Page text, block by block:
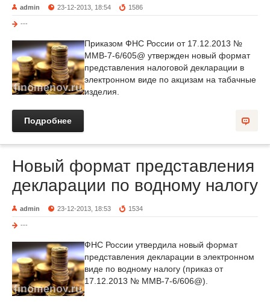
admin 23-12-2013, 18:54 1586
---
Приказом ФНС России от 17.12.2013 №
ММВ-7-6/605@ утвержден новый формат
представления налоговой декларации в
электронном виде по акцизам на табачные
изделия.
Подробнее
Новый формат представления
декларации по водному налогу
admin 23-12-2013, 18:53 1534
---
ФНС России утвердила новый формат
представления декларации в электронном
виде по водному налогу (приказ от
17.12.2013 № ММВ-7-6/606@).